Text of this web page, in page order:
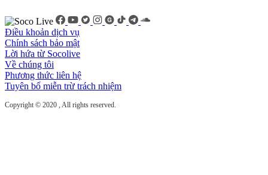
Điều khoản dịch vụ
Chính sách bảo mật
Lời hứa từ Socolive
Về chúng tôi
Phương thức liên hệ
Tuyên bố miễn trừ trách nhiệm
Copyright © 2020 , All rights reserved.